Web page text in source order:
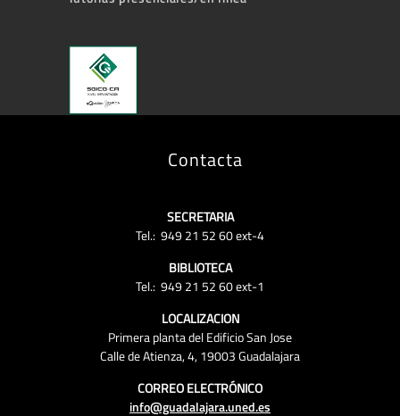
Contacta
SECRETARIA
Tel.: 949 21 52 60 ext-4
BIBLIOTECA
Tel.: 949 21 52 60 ext-1
LOCALIZACION
Primera planta del Edificio San Jose
Calle de Atienza, 4, 19003 Guadalajara
CORREO ELECTRÓNICO
info@guadalajara.uned.es